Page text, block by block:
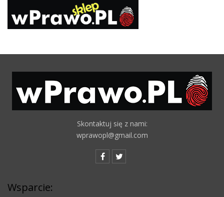
Skontaktuj się z nami:
wprawopl@gmail.com
Wsparcie: